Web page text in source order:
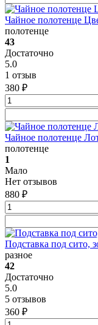
Чайное полотенце
полотенце
43
Достаточно
5.0
1 отзыв
380 ₽
Чайное полотенце
полотенце
1
Мало
Нет отзывов
880 ₽
Подставка под сито,
разное
42
Достаточно
5.0
5 отзывов
360 ₽